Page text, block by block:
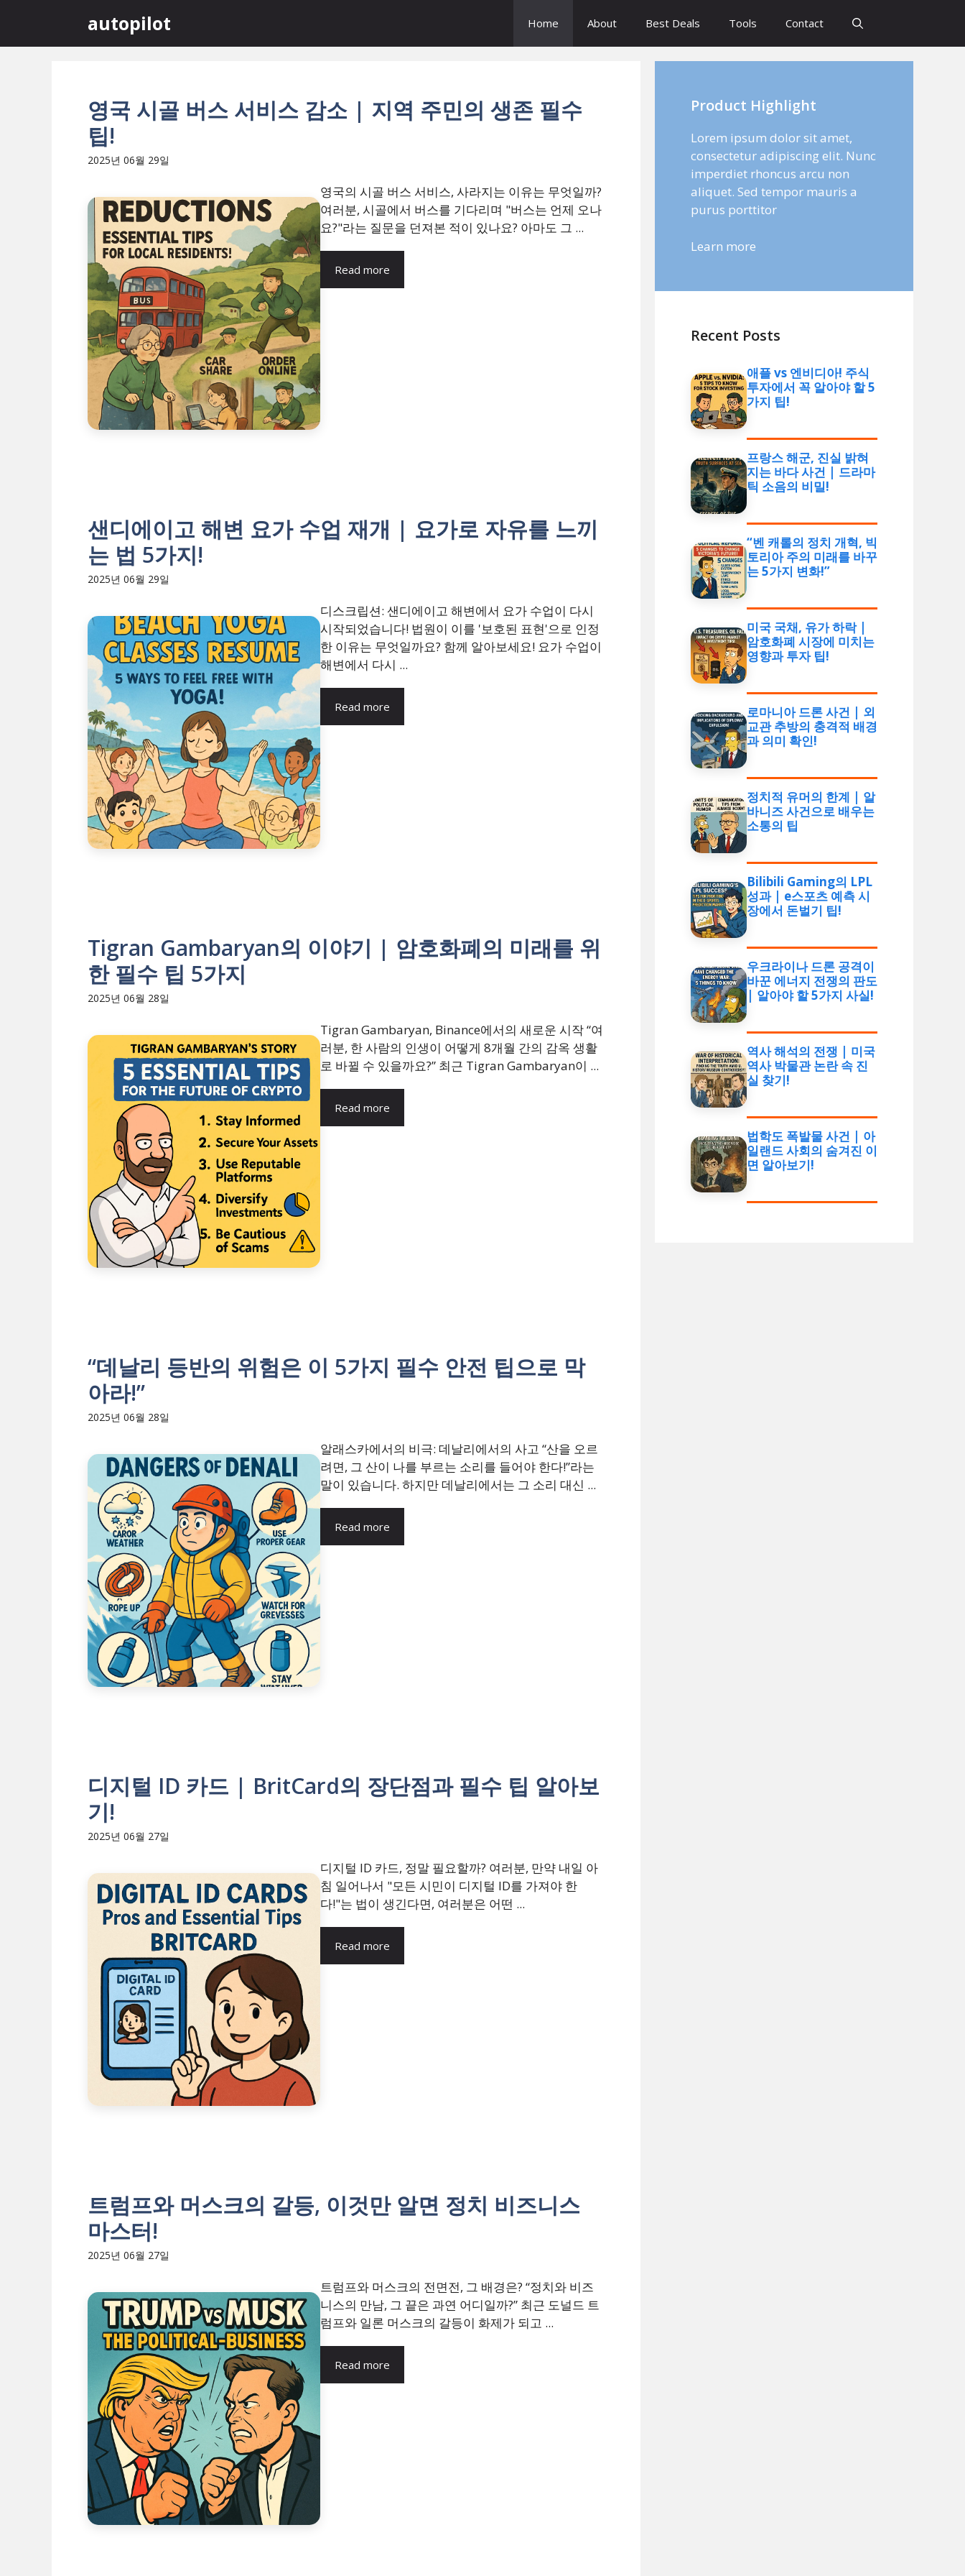
츠
autopilot Home About Best Deals Tools Contact
영국 시골 버스 서비스 감소 | 지역 주민의 생존 필수
팁!
2025년 06월 29일
영국의 시골 버스 서비스, 사라지는 이유는 무엇일까?
여러분, 시골에서 버스를 기다리며 "버스는 언제 오나
요?"라는 질문을 던져본 적이 있나요? 아마도 그 ...
Read more
샌디에이고 해변 요가 수업 재개 | 요가로 자유를 느끼
는 법 5가지!
2025년 06월 29일
디스크립션: 샌디에이고 해변에서 요가 수업이 다시
시작되었습니다! 법원이 이를 '보호된 표현'으로 인정
한 이유는 무엇일까요? 함께 알아보세요! 요가 수업이
해변에서 다시 ...
Read more
Tigran Gambaryan의 이야기 | 암호화폐의 미래를 위
한 필수 팁 5가지
2025년 06월 28일
Tigran Gambaryan, Binance에서의 새로운 시작 “여
러분, 한 사람의 인생이 어떻게 8개월 간의 감옥 생활
로 바뀔 수 있을까요?” 최근 Tigran Gambaryan이 ...
Read more
“데날리 등반의 위험은 이 5가지 필수 안전 팁으로 막
아라!”
2025년 06월 28일
알래스카에서의 비극: 데날리에서의 사고 “산을 오르
려면, 그 산이 나를 부르는 소리를 들어야 한다!”라는
말이 있습니다. 하지만 데날리에서는 그 소리 대신 ...
Read more
디지털 ID 카드 | BritCard의 장단점과 필수 팁 알아보
기!
2025년 06월 27일
디지털 ID 카드, 정말 필요할까? 여러분, 만약 내일 아
침 일어나서 "모든 시민이 디지털 ID를 가져야 한
다!"는 법이 생긴다면, 여러분은 어떤 ...
Read more
트럼프와 머스크의 갈등, 이것만 알면 정치 비즈니스
마스터!
2025년 06월 27일
트럼프와 머스크의 전면전, 그 배경은? “정치와 비즈
니스의 만남, 그 끝은 과연 어디일까?” 최근 도널드 트
럼프와 일론 머스크의 갈등이 화제가 되고 ...
Read more
Product Highlight
Lorem ipsum dolor sit amet,
consectetur adipiscing elit. Nunc
imperdiet rhoncus arcu non
aliquet. Sed tempor mauris a
purus porttitor
Learn more
Recent Posts
애플 vs 엔비디아! 주식
투자에서 꼭 알아야 할 5
가지 팁!
프랑스 해군, 진실 밝혀
지는 바다 사건 | 드라마
틱 소음의 비밀!
“벤 캐롤의 정치 개혁, 빅
토리아 주의 미래를 바꾸
는 5가지 변화!”
미국 국채, 유가 하락 |
암호화폐 시장에 미치는
영향과 투자 팁!
로마니아 드론 사건 | 외
교관 추방의 충격적 배경
과 의미 확인!
정치적 유머의 한계 | 알
바니즈 사건으로 배우는
소통의 팁
Bilibili Gaming의 LPL
성과 | e스포츠 예측 시
장에서 돈벌기 팁!
우크라이나 드론 공격이
바꾼 에너지 전쟁의 판도
| 알아야 할 5가지 사실!
역사 해석의 전쟁 | 미국
역사 박물관 논란 속 진
실 찾기!
법학도 폭발물 사건 | 아
일랜드 사회의 숨겨진 이
면 알아보기!